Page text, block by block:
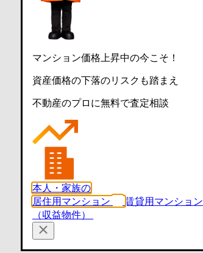
マンション価格上昇中の今こそ！
資産価格の下落のリスクも踏まえ
不動産のプロに無料で査定相談
本人・家族の
居住用マンション
賃貸用マンション
（収益物件）